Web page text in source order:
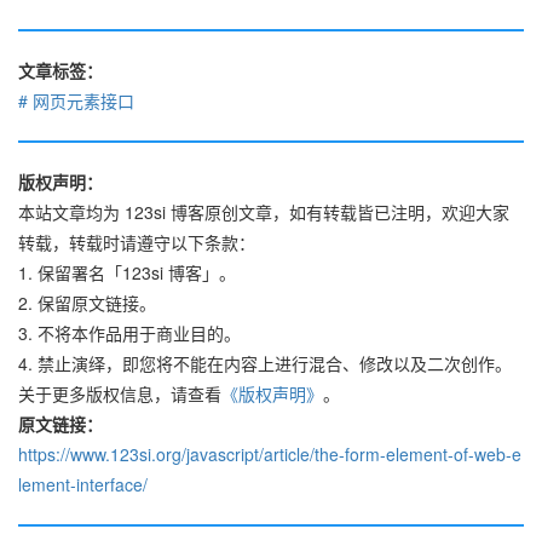
文章标签：
网页元素接口
版权声明：
本站文章均为 123si 博客原创文章，如有转载皆已注明，欢迎大家
转载，转载时请遵守以下条款：
1. 保留署名「123si 博客」。
2. 保留原文链接。
3. 不将本作品用于商业目的。
4. 禁止演绎，即您将不能在内容上进行混合、修改以及二次创作。
关于更多版权信息，请查看 《版权声明》 。
原文链接：
https://www.123si.org/javascript/article/the-form-element-of-web-e
lement-interface/